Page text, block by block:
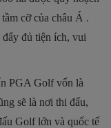
cỡ của châu Á .
đủ tiện ích, vui
PGA Golf vốn là
sẽ là nơi thi đấu,
Golf lớn và quốc tế